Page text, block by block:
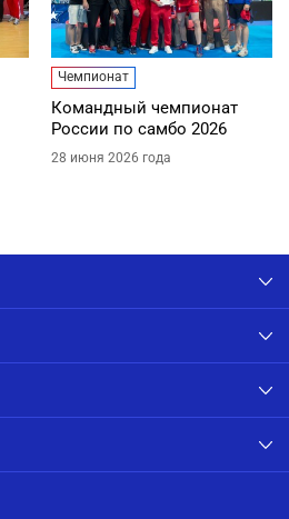
Чемпионат
Командный чемпионат
России по самбо 2026
28 июня 2026 года